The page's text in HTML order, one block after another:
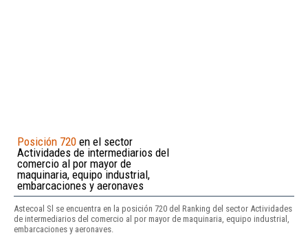
Posición 720 en el sector
Actividades de intermediarios del
comercio al por mayor de
maquinaria, equipo industrial,
embarcaciones y aeronaves
Astecoal Sl se encuentra en la posición 720 del Ranking del sector Actividades
de intermediarios del comercio al por mayor de maquinaria, equipo industrial,
embarcaciones y aeronaves.